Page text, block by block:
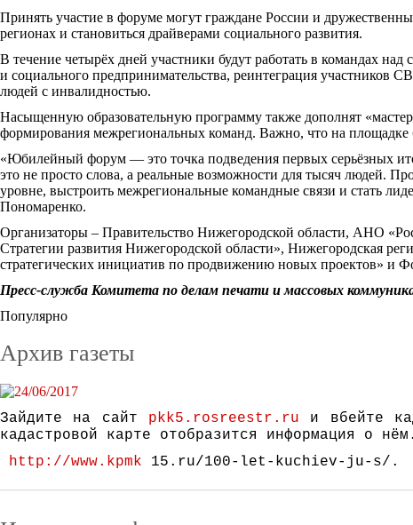
Принять участие в форуме могут граждане России и
регионах и становиться драйверами социального развития.
В течение четырёх дней участники будут работать в командах
и социального предпринимательства, реинтеграция участников
людей с инвалидностью.
Насыщенную образовательную программу также дополнят
формирования межрегиональных команд. Важно, что на площадке
«Юбилейный форум — это точка подведения первых серьёзных
это не просто слова, а реальные возможности для тысяч людей.
уровне, выстроить межрегиональные командные связи и стать
Пономаренко.
Организаторы – Правительство Нижегородской области, АНО
Стратегии развития Нижегородской области», Нижегородская
стратегических инициатив по продвижению новых проектов» и
Пресс-служба Комитета по делам печати и массовых
Популярно
Архив газеты
Зайдите на сайт pkk5.rosreestr.ru и вбейте
кадастровой карте отобразится информация о нём.
http://www.kpmk 15.ru/100-let-kuchiev-ju-s/.